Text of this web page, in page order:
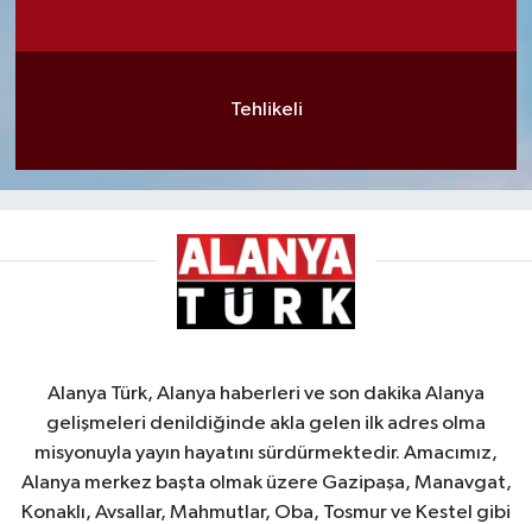
Tehlikeli
Alanya Türk, Alanya haberleri ve son dakika Alanya
gelişmeleri denildiğinde akla gelen ilk adres olma
misyonuyla yayın hayatını sürdürmektedir. Amacımız,
Alanya merkez başta olmak üzere Gazipaşa, Manavgat,
Konaklı, Avsallar, Mahmutlar, Oba, Tosmur ve Kestel gibi